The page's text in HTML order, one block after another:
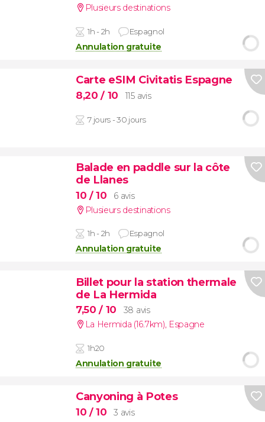
Plusieurs destinations
1h - 2h Espagnol
Annulation gratuite
Carte eSIM Civitatis Espagne
8,20/ 10 115 avis
7 jours - 30 jours
Balade en paddle sur la côte
de Llanes
10 / 10
6 avis
Plusieurs destinations
1h - 2h Espagnol
Annulation gratuite
Billet pour la station thermale
de La Hermida
7,50/ 10
38 avis
La Hermida (16.7km), Espagne
1h20
Annulation gratuite
Canyoning à Potes
10 / 10
3 avis